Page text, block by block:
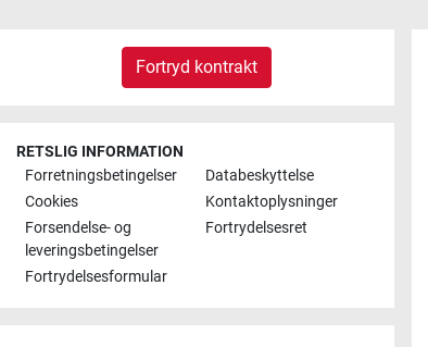
Fortryd kontrakt
RETSLIG INFORMATION
Forretningsbetingelser
Databeskyttelse
Cookies
Kontaktoplysninger
Forsendelse- og
leveringsbetingelser
Fortrydelsesret
Fortrydelsesformular